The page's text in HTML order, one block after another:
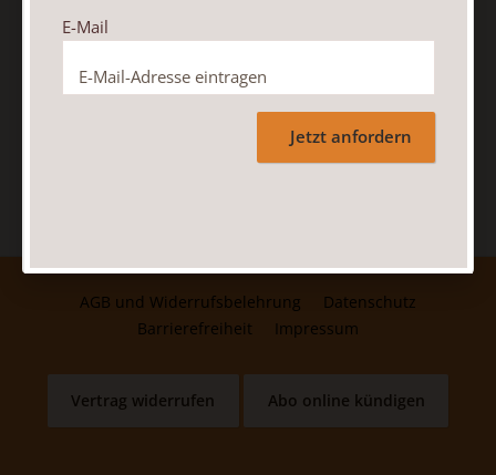
E-Mail
Jetzt anmelden
AGB und Widerrufsbelehrung
Datenschutz
Barrierefreiheit
Impressum
Vertrag widerrufen Abo online kündigen
E-Mail
Jetzt anfordern